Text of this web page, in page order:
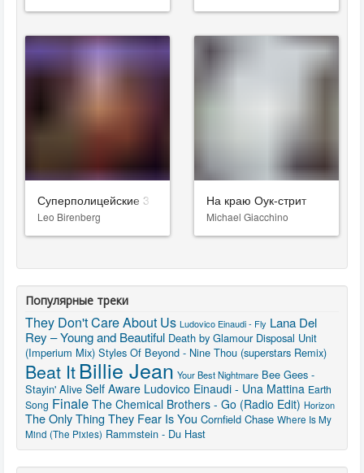
Суперполицейские 3
Leo Birenberg
На краю Оук-стрит
Michael Giacchino
Популярные треки
They Don't Care About Us Ludovico Einaudi - Fly Lana Del
Rey – Young and Beautiful Death by Glamour Disposal Unit
(Imperium Mix) Styles Of Beyond - Nine Thou (superstars Remix)
Beat ItBillie Jean Your Best Nightmare Bee Gees -
Stayin' Alive Self Aware Ludovico Einaudi - Una Mattina Earth
Song Finale The Chemical Brothers - Go (Radio Edit) Horizon
The Only Thing They Fear Is You Cornfield Chase Where Is My
Mind (The Pixies) Rammstein - Du Hast